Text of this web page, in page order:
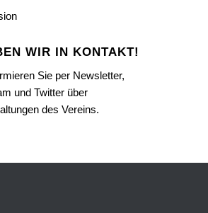
WIR IN KONTAKT!
Sie per Newsletter,
und Twitter über
des Vereins.